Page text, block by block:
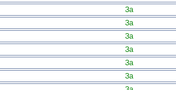
За
За
За
За
За
За